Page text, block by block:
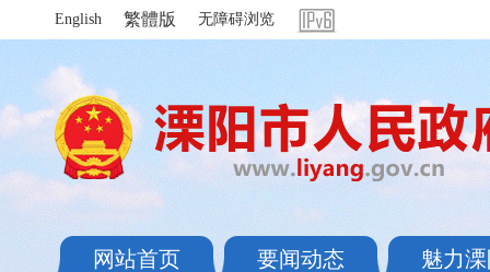
English 繁體版 无障碍浏览
网站首页 要闻动态 魅力